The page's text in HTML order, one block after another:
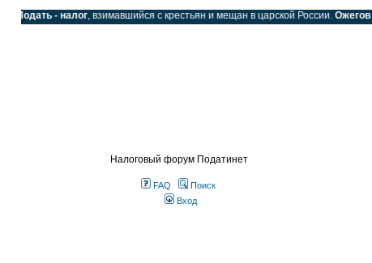
Подать - налог, взимавшийся с крестьян и мещан в царской России.Ожегов С.И.
Налоговый форум Податинет
FAQ
Поиск
Вход